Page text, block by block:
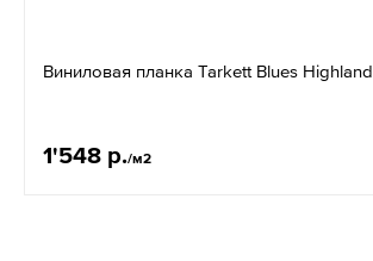
Виниловая планка Tarkett Blues Highland
1'548 р./м2